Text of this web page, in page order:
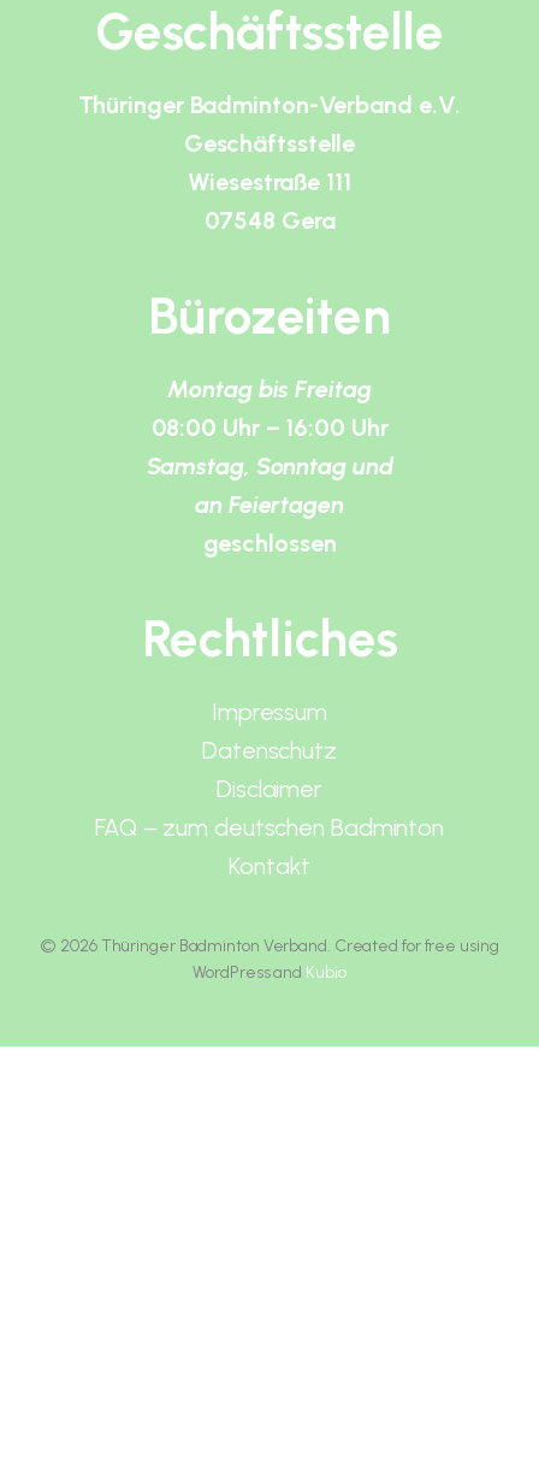
Geschäftsstelle
Thüringer Badminton-Verband e.V.
Geschäftsstelle
Wiesestraße 111
07548 Gera
Bürozeiten
Montag bis Freitag
08:00 Uhr – 16:00 Uhr
Samstag, Sonntag und
an Feiertagen
geschlossen
Rechtliches
Impressum
Datenschutz
Disclaimer
FAQ – zum deutschen Badminton
Kontakt
© 2026 Thüringer Badminton Verband. Created for free using
WordPress and Kubio